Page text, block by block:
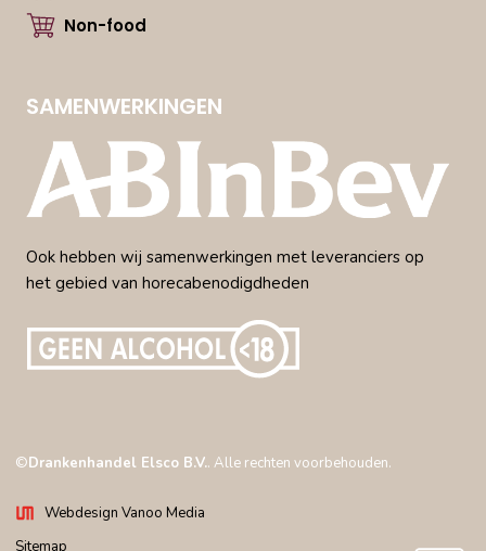
Non-food
SAMENWERKINGEN
Ook hebben wij samenwerkingen met leveranciers op
het gebied van horecabenodigdheden
©Drankenhandel Elsco B.V.. Alle rechten voorbehouden.
Webdesign Vanoo Media
Sitemap